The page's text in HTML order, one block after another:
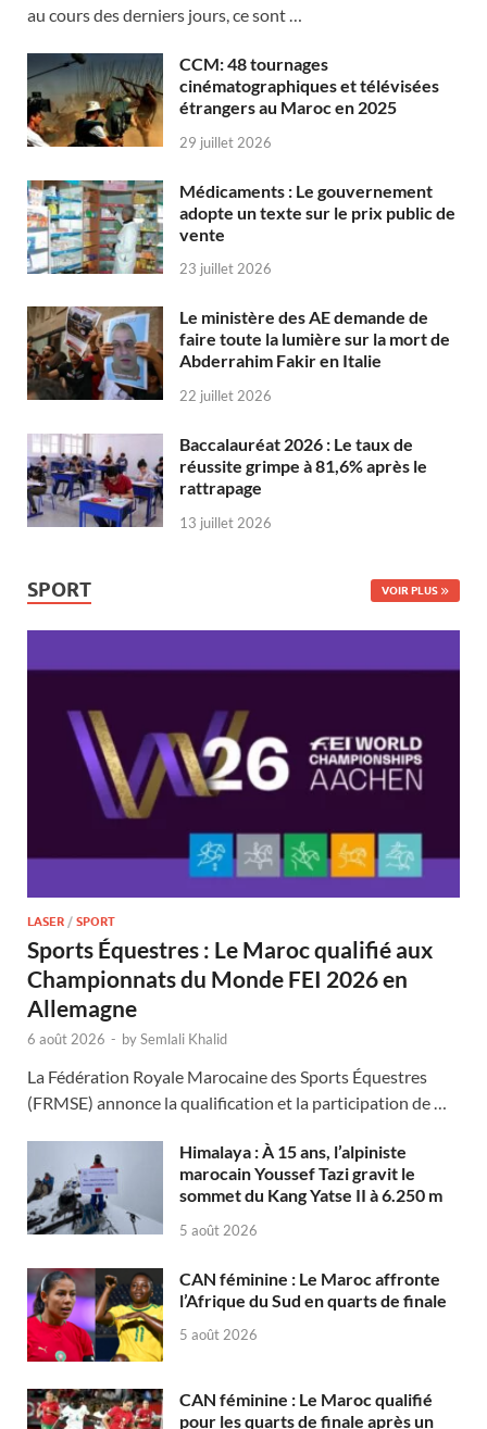
au cours des derniers jours, ce sont …
CCM: 48 tournages
cinématographiques et télévisées
étrangers au Maroc en 2025
29 juillet 2026
Médicaments : Le gouvernement
adopte un texte sur le prix public de
vente
23 juillet 2026
Le ministère des AE demande de
faire toute la lumière sur la mort de
Abderrahim Fakir en Italie
22 juillet 2026
Baccalauréat 2026 : Le taux de
réussite grimpe à 81,6% après le
rattrapage
13 juillet 2026
SPORT VOIR PLUS
LASER / SPORT
Sports Équestres : Le Maroc qualifié aux
Championnats du Monde FEI 2026 en
Allemagne
6 août 2026 - bySemlali Khalid
La Fédération Royale Marocaine des Sports Équestres
(FRMSE) annonce la qualification et la participation de …
Himalaya : À 15 ans, l’alpiniste
marocain Youssef Tazi gravit le
sommet du Kang Yatse II à 6.250 m
5 août 2026
CAN féminine : Le Maroc affronte
l’Afrique du Sud en quarts de finale
5 août 2026
CAN féminine : Le Maroc qualifié
pour les quarts de finale après un